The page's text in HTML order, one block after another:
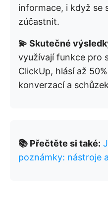
informace, i když se
zúčastnit.
💫 Skutečné
využívají funkce pro
ClickUp, hlásí až
konverzací a
📚 Přečtěte si také:
poznámky: nástroje